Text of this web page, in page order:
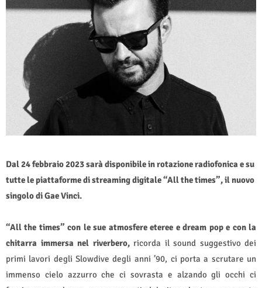
Dal 24 febbraio 2023 sarà disponibile in rotazione radiofonica e su
tutte le piattaforme di streaming digitale “All the times”, il nuovo
singolo di Gae Vinci.
“All the times” con le sue atmosfere eteree e dream pop e con la
chitarra immersa nel riverbero, ricorda il sound suggestivo dei
primi lavori degli Slowdive degli anni ’90, ci porta a scrutare un
immenso cielo azzurro che ci sovrasta e alzando gli occhi ci